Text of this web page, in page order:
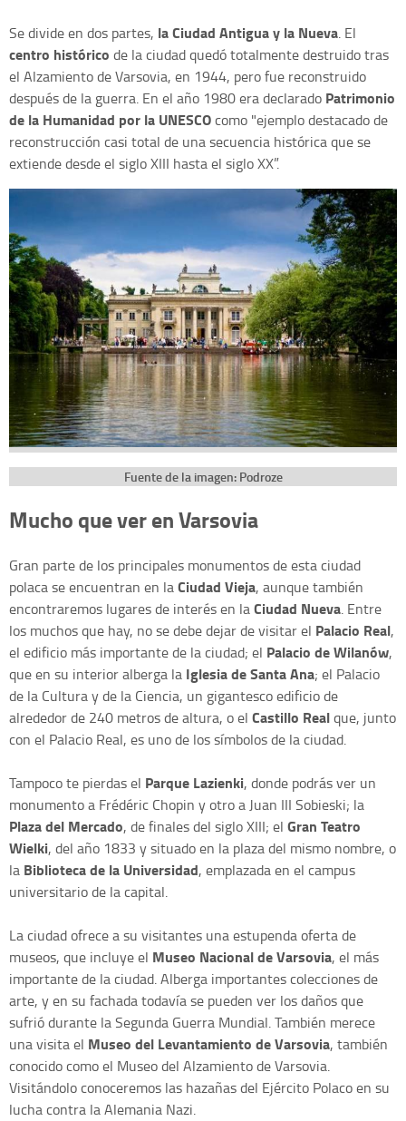
Se divide en dos partes, la Ciudad Antigua y la Nueva. El
centro histórico de la ciudad quedó totalmente destruido tras
el Alzamiento de Varsovia, en 1944, pero fue reconstruido
después de la guerra. En el año 1980 era declarado Patrimonio
de la Humanidad por la UNESCOcomo "ejemplo destacado de
reconstrucción casi total de una secuencia histórica que se
extiende desde el siglo XIII hasta el siglo XX”.
Fuente de la imagen: Podroze
Mucho que ver en Varsovia
Gran parte de los principales monumentos de esta ciudad
polaca se encuentran en laCiudad Vieja, aunque también
encontraremos lugares de interés en laCiudad Nueva. Entre
los muchos que hay, no se debe dejar de visitar el Palacio Real,
el edificio más importante de la ciudad; el Palacio de Wilanów,
que en su interior alberga la Iglesia de Santa Ana; el Palacio
de la Cultura y de la Ciencia, un gigantesco edificio de
alrededor de 240 metros de altura, o el Castillo Realque, junto
con el Palacio Real, es uno de los símbolos de la ciudad.
Tampoco te pierdas el Parque Lazienki, donde podrás ver un
monumento a Frédéric Chopin y otro a Juan III Sobieski; la
Plaza del Mercado, de finales del siglo XIII; el Gran Teatro
Wielki, del año 1833 y situado en la plaza del mismo nombre, o
la Biblioteca de la Universidad, emplazada en el campus
universitario de la capital.
La ciudad ofrece a su visitantes una estupenda oferta de
museos, que incluye el Museo Nacional de Varsovia, el más
importante de la ciudad. Alberga importantes colecciones de
arte, y en su fachada todavía se pueden ver los daños que
sufrió durante la Segunda Guerra Mundial. También merece
una visita el Museo del Levantamiento de Varsovia, también
conocido como el Museo del Alzamiento de Varsovia.
Visitándolo conoceremos las hazañas del Ejército Polaco en su
lucha contra la Alemania Nazi.